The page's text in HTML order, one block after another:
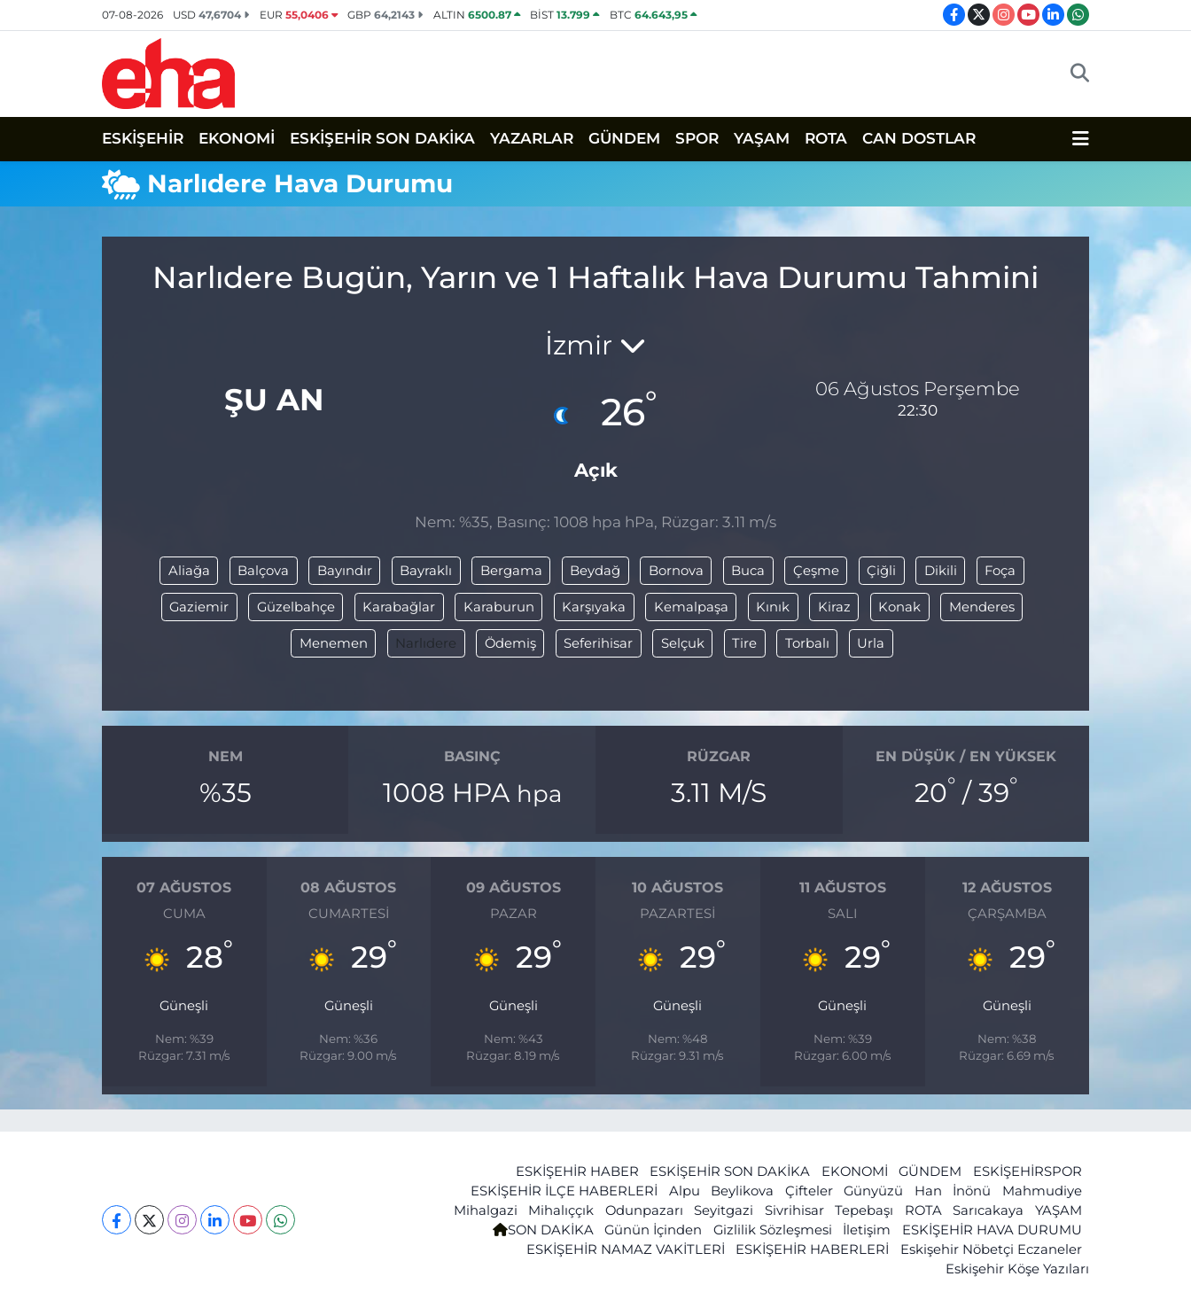
07-08-2026 USD47,6704 EUR 55,0406 GBP64,2143 ALTIN 6500.87 BİST13.799 BTC 64.643,95
ESKİŞEHİR EKONOMİ ESKİŞEHİR SON DAKİKA YAZARLAR GÜNDEM SPOR YAŞAM ROTA CAN DOSTLAR
Narlıdere Hava Durumu
Narlıdere Bugün, Yarın ve 1 Haftalık Hava Durumu Tahmini
ŞU AN
İzmir
26°
Açık
06 Ağustos Perşembe
22:30
Nem: %35, Basınç: 1008 hpa hPa, Rüzgar: 3.11 m/s
Aliağa Balçova Bayındır Bayraklı Bergama Beydağ Bornova Buca Çeşme Çiğli Dikili Foça
Gaziemir Güzelbahçe Karabağlar Karaburun Karşıyaka Kemalpaşa Kınık Kiraz Konak Menderes
Menemen Narlıdere Ödemiş Seferihisar Selçuk Tire Torbalı Urla
NEM
%35
BASINÇ
1008 HPA hpa
RÜZGAR
3.11 M/S
EN DÜŞÜK / EN YÜKSEK
20°/ 39°
07 AĞUSTOS
CUMA
28°
Güneşli
Nem: %39
Rüzgar: 7.31 m/s
08 AĞUSTOS
CUMARTESI
29°
Güneşli
Nem: %36
Rüzgar: 9.00 m/s
09 AĞUSTOS
PAZAR
29°
Güneşli
Nem: %43
Rüzgar: 8.19 m/s
10 AĞUSTOS
PAZARTESI
29°
Güneşli
Nem: %48
Rüzgar: 9.31 m/s
11 AĞUSTOS
SALI
29°
Güneşli
Nem: %39
Rüzgar: 6.00 m/s
12 AĞUSTOS
ÇARŞAMBA
29°
Güneşli
Nem: %38
Rüzgar: 6.69 m/s
ESKİŞEHİR HABER ESKİŞEHİR SON DAKİKA EKONOMİ GÜNDEM
ESKİŞEHİRSPOR
ESKİŞEHİR İLÇE HABERLERİ
Alpu Beylikova Çifteler Günyüzü Han İnönü
Mahmudiye
Mihalgazi
Mihalıççık Odunpazarı Seyitgazi Sivrihisar Tepebaşı ROTA Sarıcakaya
YAŞAM
SON DAKİKA
Günün İçinden Gizlilik Sözleşmesi İletişim
ESKİŞEHİR HAVA DURUMU
ESKİŞEHİR NAMAZ VAKİTLERİ
ESKİŞEHİR HABERLERİ
Eskişehir Nöbetçi Eczaneler
Eskişehir Köşe Yazıları